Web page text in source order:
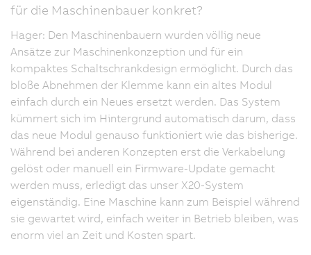
für die Maschinenbauer konkret?
Hager: Den Maschinenbauern wurden völlig neue
Ansätze zur Maschinenkonzeption und für ein
kompaktes Schaltschrankdesign ermöglicht. Durch das
bloße Abnehmen der Klemme kann ein altes Modul
einfach durch ein Neues ersetzt werden. Das System
kümmert sich im Hintergrund automatisch darum, dass
das neue Modul genauso funktioniert wie das bisherige.
Während bei anderen Konzepten erst die Verkabelung
gelöst oder manuell ein Firmware-Update gemacht
werden muss, erledigt das unser X20-System
eigenständig. Eine Maschine kann zum Beispiel während
sie gewartet wird, einfach weiter in Betrieb bleiben, was
enorm viel an Zeit und Kosten spart.